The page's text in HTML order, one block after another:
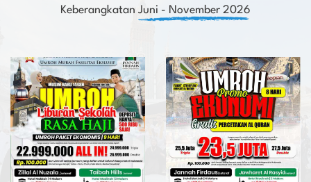
Keberangkatan Juni - November 2026